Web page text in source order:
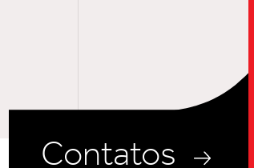
Contatos